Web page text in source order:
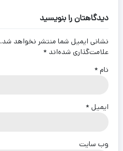
دیدگاهتان را بنویسید
نشانی ایمیل شما منتشر نخواهد شد.
علامت‌گذاری شده‌اند *
نام*
ایمیل*
وب‌ سایت